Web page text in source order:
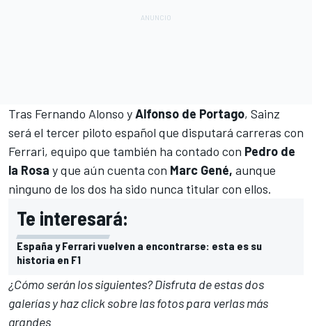
Tras Fernando Alonso yAlfonso de Portago, Sainz
será el tercer piloto español que disputará carreras con
Ferrari, equipo que también ha contado con Pedro de
la Rosa y que aún cuenta con Marc Gené, aunque
ninguno de los dos ha sido nunca titular con ellos.
Te interesará:
España y Ferrari vuelven a encontrarse: esta es su
historia en F1
¿Cómo serán los siguientes? Disfruta de estas dos
galerías y haz click sobre las fotos para verlas más
grandes